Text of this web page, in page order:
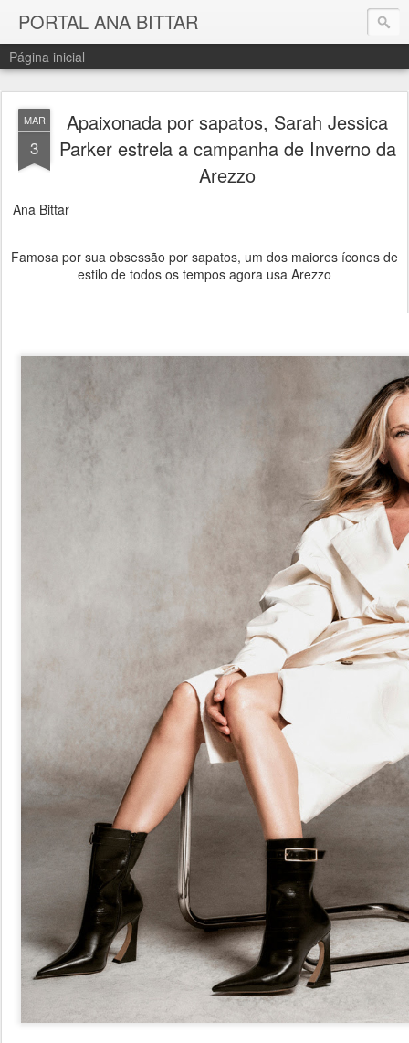
PORTAL ANA BITTAR
Página inicial
MAR
3
Apaixonada por sapatos, Sarah Jessica
Parker estrela a campanha de Inverno da
Arezzo
Ana Bittar
Famosa por sua obsessão por sapatos, um dos maiores ícones de
estilo de todos os tempos agora usa Arezzo